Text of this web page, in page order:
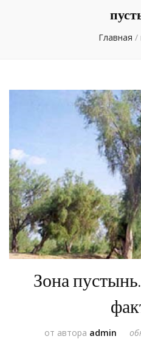
Главная /
Зона
от автора admin